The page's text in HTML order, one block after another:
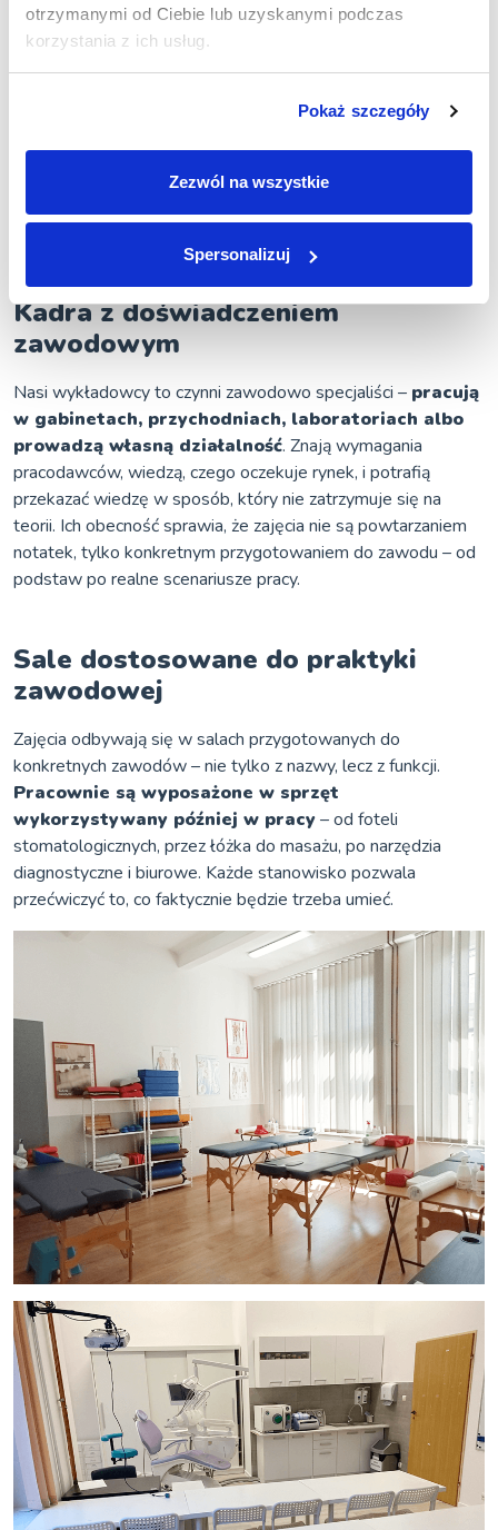
otrzymanymi od Ciebie lub uzyskanymi podczas
korzystania z ich usług.
Pokaż szczegóły
Zezwól na wszystkie
Spersonalizuj
Kameralne grupy i pełna uwaga
wykładowcy
Zajęcia odbywają się w niewielkich grupach, co pozwala
prowadzącym realnie uczestniczyć w procesie nauczania —
nie tylko przekazywać materiał, ale też odpowiadać na
pytania, korygować błędy i wspierać w ćwiczeniach
praktycznych.
skupieniu i umożliwia skuteczniejszą pracę.
Kadra z doświadczeniem
zawodowym
Nasi wykładowcy to czynni zawodowo specjaliści – pracują
w gabinetach, przychodniach, laboratoriach albo
prowadzą własną działalność. Znają wymagania
pracodawców, wiedzą, czego oczekuje rynek, i potrafią
przekazać wiedzę w sposób, który nie zatrzymuje się na
teorii. Ich obecność sprawia, że zajęcia nie są powtarzaniem
notatek, tylko konkretnym przygotowaniem do zawodu – od
podstaw po realne scenariusze pracy.
Sale dostosowane do praktyki
zawodowej
Zajęcia odbywają się w salach przygotowanych do
konkretnych zawodów – nie tylko z nazwy, lecz z funkcji.
Pracownie są wyposażone w sprzęt
wykorzystywany później w pracy– od foteli
stomatologicznych, przez łóżka do masażu, po narzędzia
diagnostyczne i biurowe. Każde stanowisko pozwala
przećwiczyć to, co faktycznie będzie trzeba umieć.